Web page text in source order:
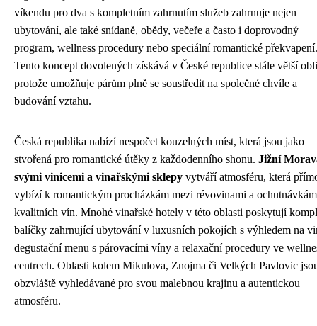
víkendu pro dva s kompletním zahrnutím služeb zahrnuje nejen
ubytování, ale také snídaně, obědy, večeře a často i doprovodný
program, wellness procedury nebo speciální romantické překvapení.
Tento koncept dovolených získává v České republice stále větší
protože umožňuje párům plně se soustředit na společné chvíle a
budování vztahu.
Česká republika nabízí nespočet kouzelných míst, která jsou jako
stvořená pro romantické útěky z každodenního shonu. Jižní
svými vinicemi a vinařskými sklepy vytváří atmosféru, která
vybízí k romantickým procházkám mezi révovinami a ochutnávkám
kvalitních vín. Mnohé vinařské hotely v této oblasti poskytují
balíčky zahrnující ubytování v luxusních pokojích s výhledem na
degustační menu s párovacími víny a relaxační procedury ve
centrech. Oblasti kolem Mikulova, Znojma či Velkých Pavlovic
obzvláště vyhledávané pro svou malebnou krajinu a autentickou
atmosféru.